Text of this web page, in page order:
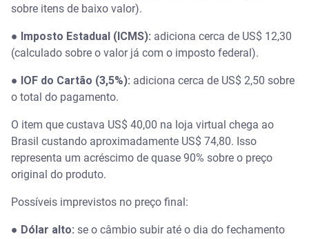
sobre itens de baixo valor).
● Imposto Estadual (ICMS): adiciona cerca de US$ 12,30
(calculado sobre o valor já com o imposto federal).
● IOF do Cartão (3,5%): adiciona cerca de US$ 2,50 sobre
o total do pagamento.
O item que custava US$ 40,00 na loja virtual chega ao
Brasil custando aproximadamente US$ 74,80. Isso
representa um acréscimo de quase 90% sobre o preço
original do produto.
Possíveis imprevistos no preço final:
● Dólar alto: se o câmbio subir até o dia do fechamento